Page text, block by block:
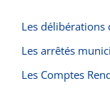
Les délibérations
Les arrêtés
Les Comptes